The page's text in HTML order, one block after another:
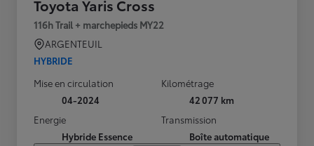
Toyota Yaris Cross
116h Trail + marchepieds MY22
ARGENTEUIL
HYBRIDE
Mise en circulation
04-2024
Kilométrage
42 077 km
Energie
Hybride Essence
Transmission
Boîte automatique